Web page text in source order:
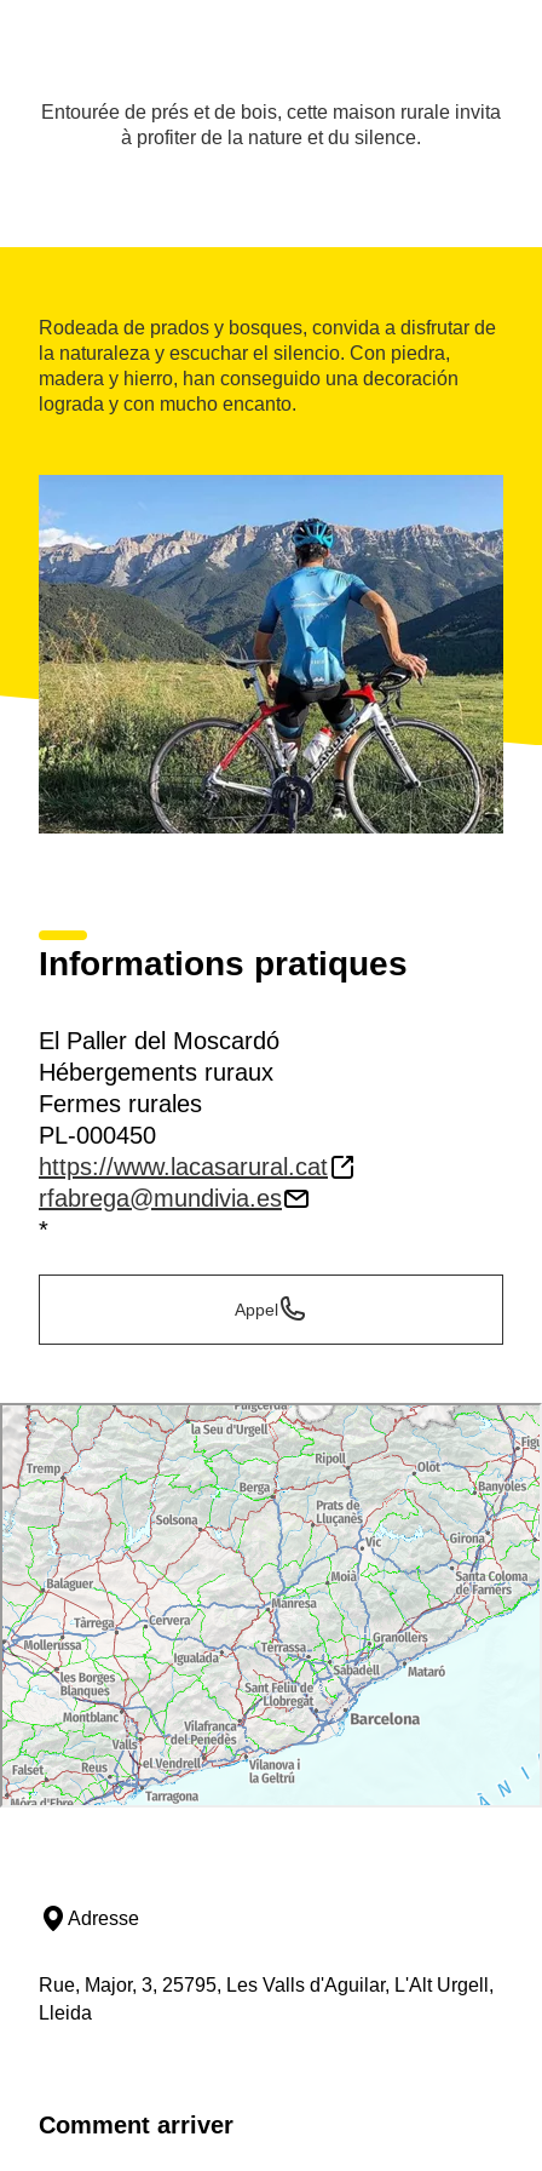
Entourée de prés et de bois, cette maison rurale invita
à profiter de la nature et du silence.
Rodeada de prados y bosques, convida a disfrutar de
la naturaleza y escuchar el silencio. Con piedra,
madera y hierro, han conseguido una decoración
lograda y con mucho encanto.
Informations pratiques
El Paller del Moscardó
Hébergements ruraux
Fermes rurales
PL-000450
https://www.lacasarural.cat
rfabrega@mundivia.es
*
Appel
Adresse
Rue, Major, 3, 25795, Les Valls d'Aguilar, L'Alt Urgell,
Lleida
Comment arriver